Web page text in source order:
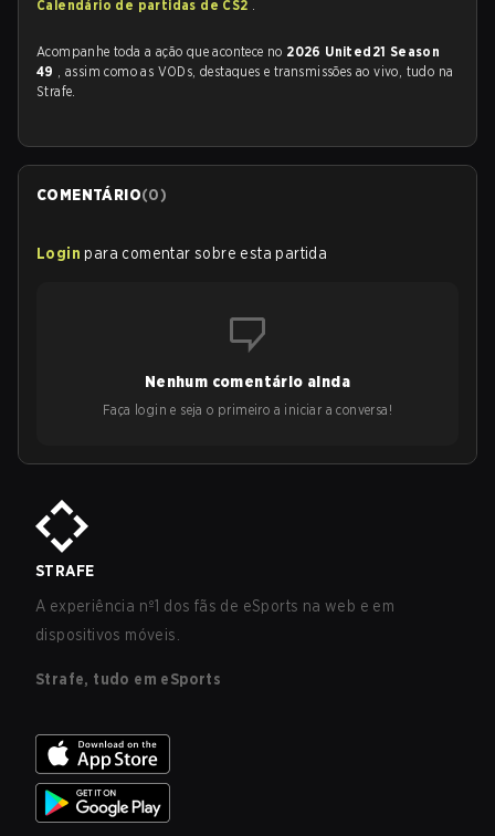
Calendário de partidas de CS2 .
Acompanhe toda a ação que acontece no 2026 United21 Season
49 , assim como as VODs, destaques e transmissões ao vivo, tudo na
Strafe.
COMENTÁRIO(0)
Login para comentar sobre esta partida
Nenhum comentário ainda
Faça login e seja o primeiro a iniciar a conversa!
STRAFE
A experiência nº1 dos fãs de eSports na web e em
dispositivos móveis.
Strafe, tudo em eSports